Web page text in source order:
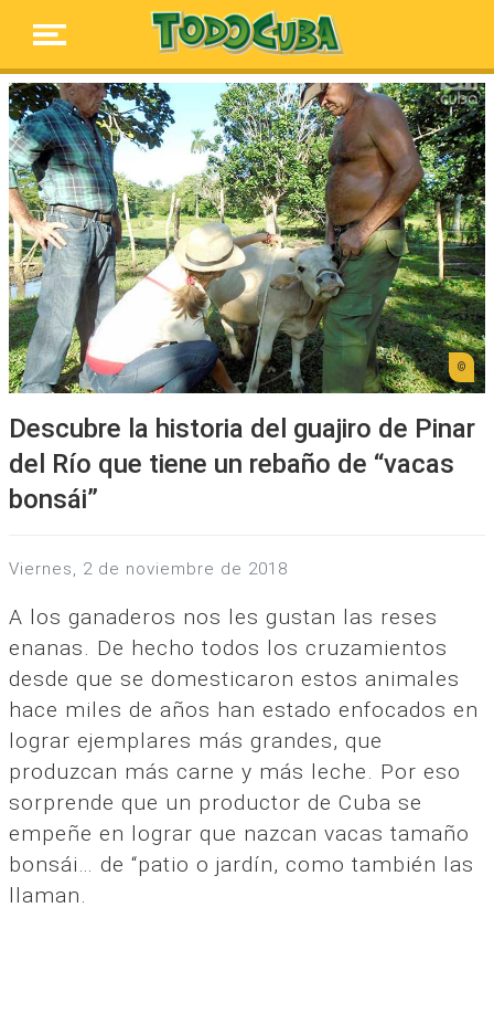
Descubre la historia del guajiro de Pinar
del Río que tiene un rebaño de “vacas
bonsái”
viernes, 2 de noviembre de 2018
A los ganaderos nos les gustan las reses
enanas. De hecho todos los cruzamientos
desde que se domesticaron estos animales
hace miles de años han estado enfocados en
lograr ejemplares más grandes, que
produzcan más carne y más leche. Por eso
sorprende que un productor de Cuba se
empeñe en lograr que nazcan vacas tamaño
bonsái… de “patio o jardín, como también las
llaman.